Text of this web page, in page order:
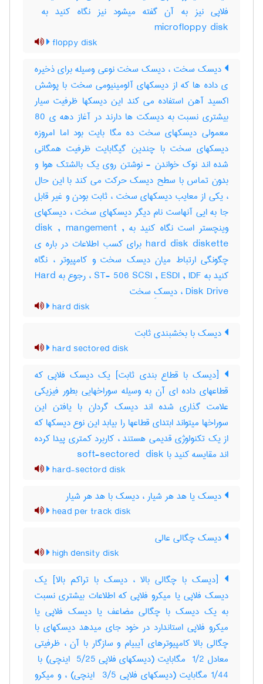
microfloppy disk
floppy disk
دیسک سخت ، دیسک سخت نوعی وسیله برای ذخیره
ی داده ها که از دیسکهای آلومینیومی سخت با پوشش
اکسید آهن استفاده می کند این دیسکها ظرفیت سیار
بیشتری نسبت به دیسکت ها دارند در آغاز دهه ی 80
معمولی دیسکهای سخت ده مگا بایت بود اما امروزه
دیسکهای سخت با چندین گیگابایت ظرفیت همگانی
شده اند نوک خواندن - نوشتن روی یک بالشتک هوا و
بدون تماس با سطح دیسک حرکت می کند با این حال
، یکی از معایب دیسکهای سخت ، ثابت بودن و غیر قابل
جا به ایی آنهاست نام دیگر دیسکهای سخت ، دیسکهای
وینچستر است نگاه کنید به disk , mangement ,
hard disk diskette برای کسب اطلاعات در باره ی
چگونگی ارتباط میان دیسک سخت و کامپیوتر ، نگاه
کنید به ST- 506 SCSI , ESDI , IDF ، رجوع به Hard
Disk Drive ، دیسکِ سخت
hard disk
دیسک با بخشبندی ثابت
hard sectored disk
[دیسک با قطاع بندی ثابت] یک دیسک فلاپی که
قطاعهای داده ای آن به وسیله سوراخهایی بطور فیزیکی
علامت گذاری شده اند دیسک گردان با یافتن این
سوراخها میتواند ابتدای قطاعها را بیابد این نوع دیسکها که
از یک تکنولوژی قدیمی هستند ، کاربرد کمتری پیدا کرده
اند مقایسه کنید با ‎soft-sectored ‎ disk
hard-sectord disk
دیسک یا هد هر شیار ، دیسک با هد هر شیار
head per track disk
دیسک چگالی عالی
high density disk
[دیسک با چگالی بالا ، دیسک با تراکم بالا] یک
دیسک فلاپی یا میکرو فلاپی که اطلاعات بیشتری نسبت
به یک دیسک با چگالی مضاعف یا دیسک فلاپی یا
میکرو فلاپی استاندارد در خود جای میدهد دیسکهای با
چگالی بالا کامپیوترهای آیبیام و سازگار با آن ، ظرفیتی
1/44 مگابایت (دیسکهای فلاپی ‎ 3/5 اینچی) ، و میکرو